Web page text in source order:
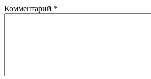
Комментарий *